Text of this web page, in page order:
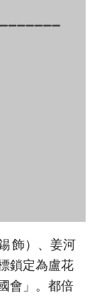
飾）、姜河
鎖定為盧花
會」。都倍